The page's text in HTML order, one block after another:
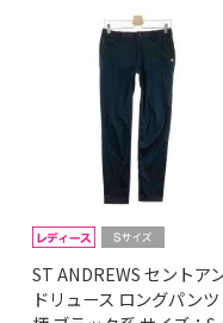
ST ANDREWS セントア
ドリュース ロングパン